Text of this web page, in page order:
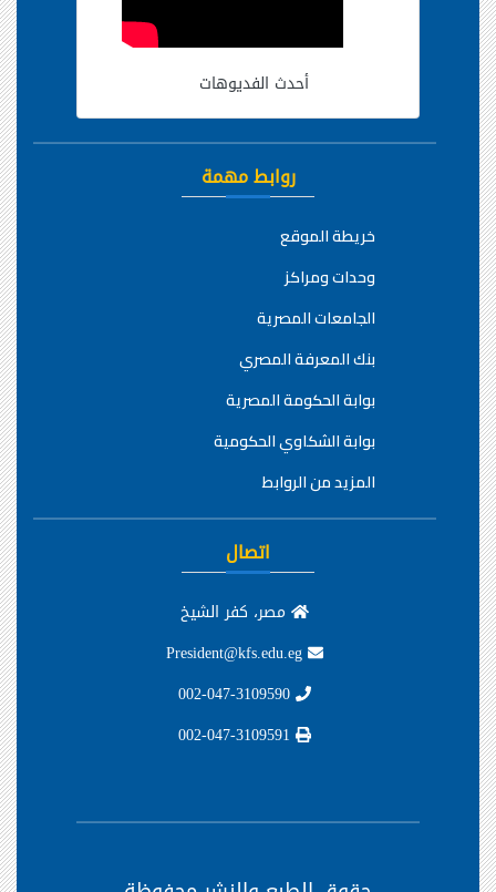
أحدث الفديوهات
روابط مهمة
خريطة الموقع
وحدات ومراكز
الجامعات المصرية
بنك المعرفة المصري
بوابة الحكومة المصرية
بوابة الشكاوي الحكومية
المزيد من الروابط
اتصال
مصر، كفر الشيخ